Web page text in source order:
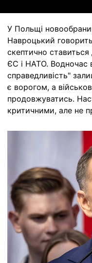
У Польщі
Навроцький
скептично
ЄС і НАТО. Водночас
справедливість"
є ворогом, а
продовжуватись.
критичними, але не